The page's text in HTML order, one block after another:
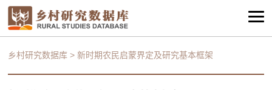
乡村研究数据库 >新时期农民启蒙界定及研究基本框架